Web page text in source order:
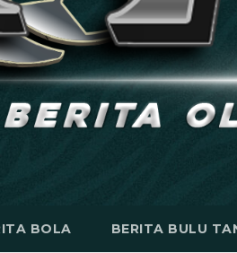
BOLA BERITA BULU